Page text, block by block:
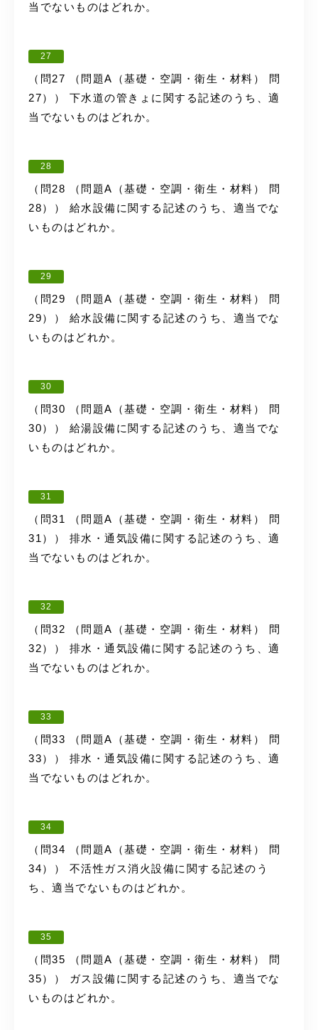
当でないものはどれか。
27
（問27 （問題A（基礎・空調・衛生・材料） 問
27）） 下水道の管きょに関する記述のうち、適
当でないものはどれか。
28
（問28 （問題A（基礎・空調・衛生・材料） 問
28）） 給水設備に関する記述のうち、適当でな
いものはどれか。
29
（問29 （問題A（基礎・空調・衛生・材料） 問
29）） 給水設備に関する記述のうち、適当でな
いものはどれか。
30
（問30 （問題A（基礎・空調・衛生・材料） 問
30）） 給湯設備に関する記述のうち、適当でな
いものはどれか。
31
（問31 （問題A（基礎・空調・衛生・材料） 問
31）） 排水・通気設備に関する記述のうち、適
当でないものはどれか。
32
（問32 （問題A（基礎・空調・衛生・材料） 問
32）） 排水・通気設備に関する記述のうち、適
当でないものはどれか。
33
（問33 （問題A（基礎・空調・衛生・材料） 問
33）） 排水・通気設備に関する記述のうち、適
当でないものはどれか。
34
（問34 （問題A（基礎・空調・衛生・材料） 問
34）） 不活性ガス消火設備に関する記述のう
ち、適当でないものはどれか。
35
（問35 （問題A（基礎・空調・衛生・材料） 問
35）） ガス設備に関する記述のうち、適当でな
いものはどれか。